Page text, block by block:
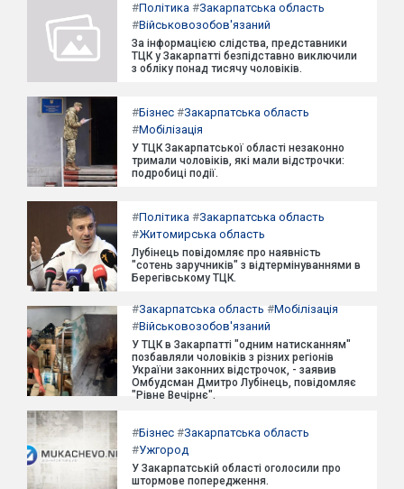
#Політика #Закарпатська область
#Військовозобов'язаний
За інформацією слідства, представники
ТЦК у Закарпатті безпідставно виключили
з обліку понад тисячу чоловіків.
#Бізнес #Закарпатська область
#Мобілізація
У ТЦК Закарпатської області незаконно
тримали чоловіків, які мали відстрочки:
подробиці події.
#Політика #Закарпатська область
#Житомирська область
Лубінець повідомляє про наявність
"сотень заручників" з відтермінуваннями в
Берегівському ТЦК.
#Закарпатська область #Мобілізація
#Військовозобов'язаний
У ТЦК в Закарпатті "одним натисканням"
позбавляли чоловіків з різних регіонів
України законних відстрочок, - заявив
Омбудсман Дмитро Лубінець, повідомляє
"Рівне Вечірнє".
#Бізнес #Закарпатська область
#Ужгород
У Закарпатській області оголосили про
штормове попередження.